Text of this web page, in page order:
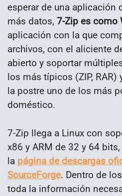
esperar de una aplicación
más datos, 7-Zip es como
aplicación con la que
archivos, con el aliciente
abierto y soportar
los más típicos (ZIP, RAR)
la postre uno de los más
doméstico.
7-Zip llega a Linux con
x86 y ARM de 32 y 64
la página de descargas
SourceForge. Dentro de
toda la información